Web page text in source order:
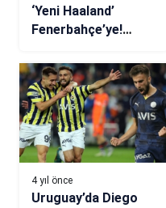
‘Yeni Haaland’
Fenerbahçe’ye!
operasyonu…
4 yıl önce
Uruguay’da Diego